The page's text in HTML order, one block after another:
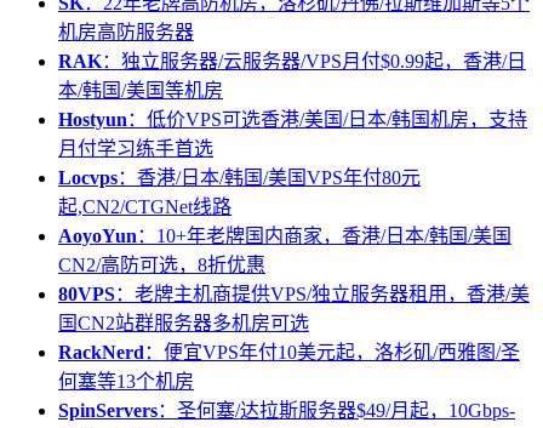
机房高防服务器
RAK：独立服务器/云服务器/VPS月付$0.99起，香港/日
本/韩国/美国等机房
Hostyun ：低价VPS可选香港/美国/日本/韩国机房，支持
月付学习练手首选
Locvps：香港/日本/韩国/美国VPS年付80元
起,CN2/CTGNet线路
AoyoYun ：10+年老牌国内商家，香港/日本/韩国/美国
CN2/高防可选，8折优惠
80VPS：老牌主机商提供VPS/独立服务器租用，香港/美
国CN2站群服务器多机房可选
RackNerd ：便宜VPS年付10美元起，洛杉矶/西雅图/圣
何塞等13个机房
SpinServers：圣何塞/达拉斯服务器$49/月起，10Gbps-